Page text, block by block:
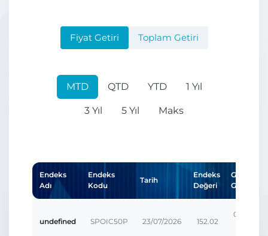
Fiyat Getiri Toplam Getiri
MTD QTD YTD 1 Yıl
3 Yıl 5 Yıl Maks
Endeks
Adı
Endeks
Kodu
Tarih
Endeks
Değeri
Günlük
Getiri
undefined SPOIC50P 23/07/2026 152.02
0.00207